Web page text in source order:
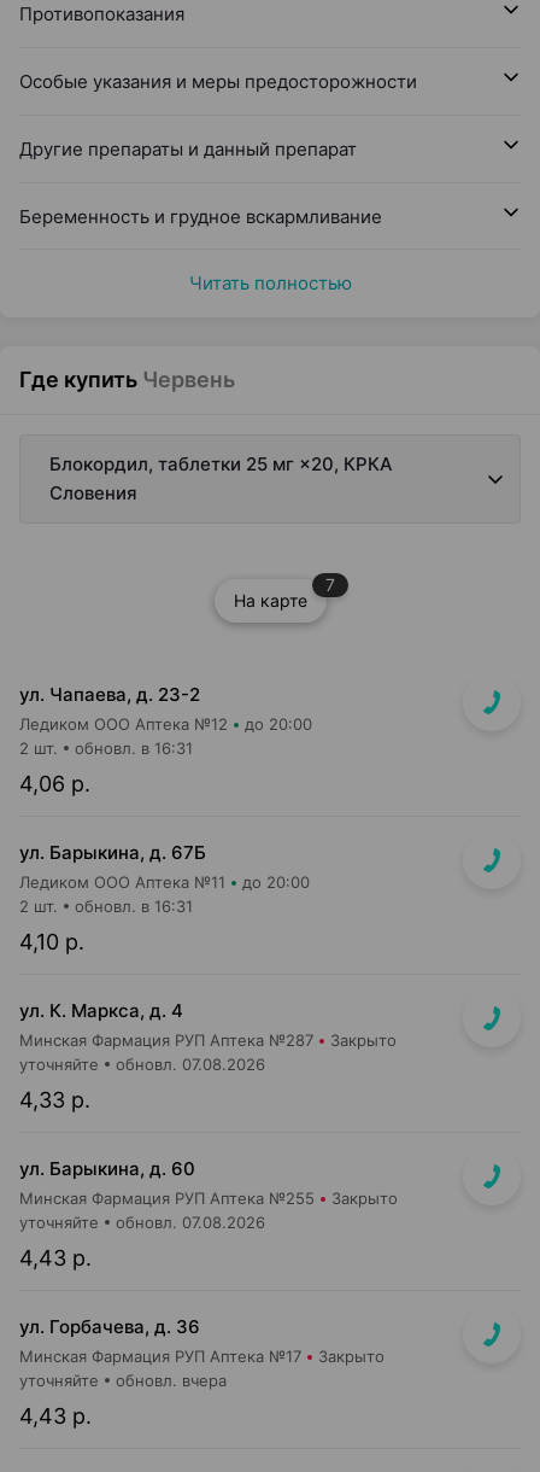
Противопоказания
Особые указания и меры предосторожности
Другие препараты и данный препарат
Беременность и грудное вскармливание
Читать полностью
Где купить Червень
Блокордил, таблетки 25 мг ×20, КРКА
Словения
На карте
7
ул. Чапаева, д. 23-2
Ледиком ООО Аптека №12 до 20:00
4,06 р.
2 шт. обновл. в 16:31
ул. Барыкина, д. 67Б
Ледиком ООО Аптека №11 до 20:00
4,10 р.
2 шт. обновл. в 16:31
ул. К. Маркса, д. 4
Минская Фармация РУП Аптека №287 Закрыто
4,33 р.
уточняйте обновл. 07.08.2026
ул. Барыкина, д. 60
Минская Фармация РУП Аптека №255 Закрыто
4,43 р.
уточняйте обновл. 07.08.2026
ул. Горбачева, д. 36
Минская Фармация РУП Аптека №17 Закрыто
4,43 р.
уточняйте обновл. вчера